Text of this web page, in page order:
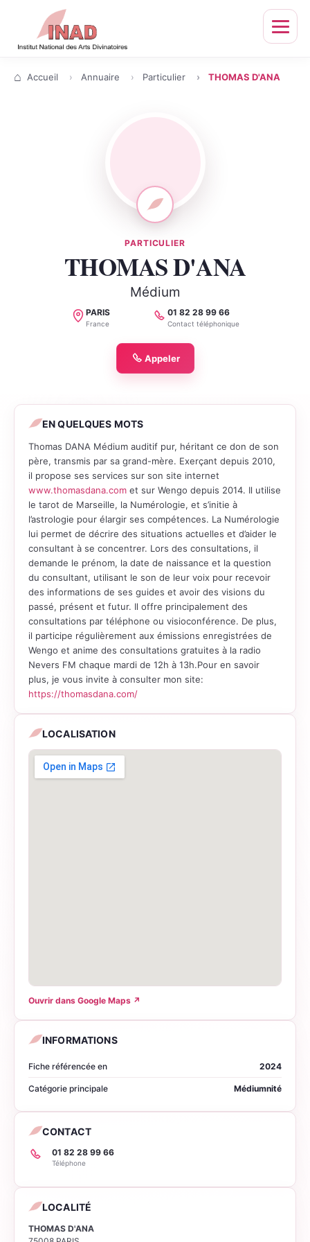
Ouvrir
Accueil Annuaire Particulier THOMAS D'ANA
PARTICULIER
THOMAS D'ANA
Médium
Localité
PARIS
France
Téléphone
01 82 28 99 66
Contact téléphonique
Appeler
EN QUELQUES MOTS
Thomas DANA Médium auditif pur, héritant ce don de son
père, transmis par sa grand-mère. Exerçant depuis 2010,
il propose ses services sur son site internet
www.thomasdana.com et sur Wengo depuis 2014. Il utilise
le tarot de Marseille, la Numérologie, et s’initie à
l’astrologie pour élargir ses compétences. La Numérologie
lui permet de décrire des situations actuelles et d’aider le
consultant à se concentrer. Lors des consultations, il
demande le prénom, la date de naissance et la question
du consultant, utilisant le son de leur voix pour recevoir
des informations de ses guides et avoir des visions du
passé, présent et futur. Il offre principalement des
consultations par téléphone ou visioconférence. De plus,
il participe régulièrement aux émissions enregistrées de
Wengo et anime des consultations gratuites à la radio
Nevers FM chaque mardi de 12h à 13h.Pour en savoir
plus, je vous invite à consulter mon site:
https://thomasdana.com/
LOCALISATION
Ouvrir dans Google Maps ↗
INFORMATIONS
Fiche référencée en 2024
Catégorie principale Médiumnité
LOCALITÉ
THOMAS D'ANA
CONTACT
01 82 28 99 66
Téléphone